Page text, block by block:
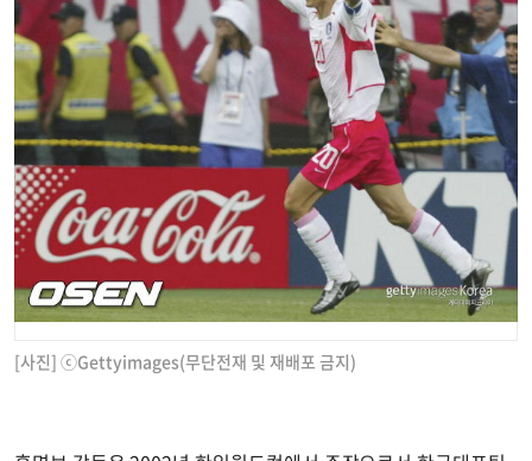
[사진] ⓒGettyimages(무단전재 및 재배포 금지)